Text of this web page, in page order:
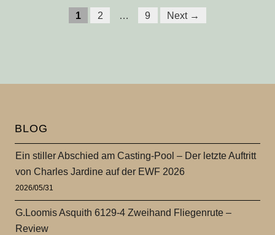
Posts
Seitennummerierung
1 2 … 9 Next →
BLOG
Ein stiller Abschied am Casting-Pool – Der letzte Auftritt
von Charles Jardine auf der EWF 2026
2026/05/31
G.Loomis Asquith 6129-4 Zweihand Fliegenrute –
Review